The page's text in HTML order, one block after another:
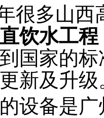
很多山西
饮水工程
国家的
新及升
设备是